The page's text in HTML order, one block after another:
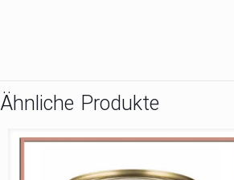
Ähnliche Produkte